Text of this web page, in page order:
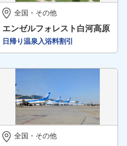
全国・その他
エンゼルフォレスト白河高原
日帰り温泉入浴料割引
全国・その他